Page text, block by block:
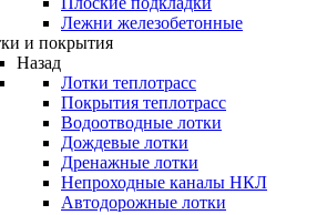
Лежни железобетонные
и покрытия
Назад
Лотки теплотрасс
Покрытия теплотрасс
Водоотводные лотки
Дождевые лотки
Дренажные лотки
Непроходные каналы НКЛ
Автодорожные лотки